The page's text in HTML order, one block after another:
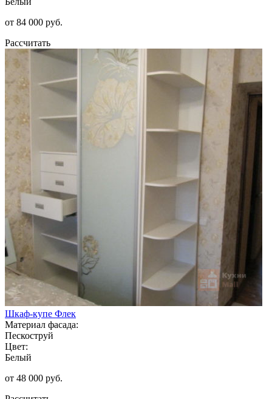
от 84 000 руб.
Рассчитать
Шкаф-купе Флек
Материал фасада:
Пескоструй
Цвет:
Белый
от 48 000 руб.